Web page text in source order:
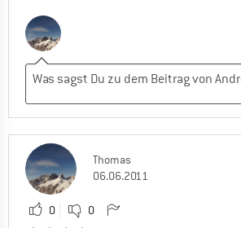
Thomas
06.06.2011
0 0